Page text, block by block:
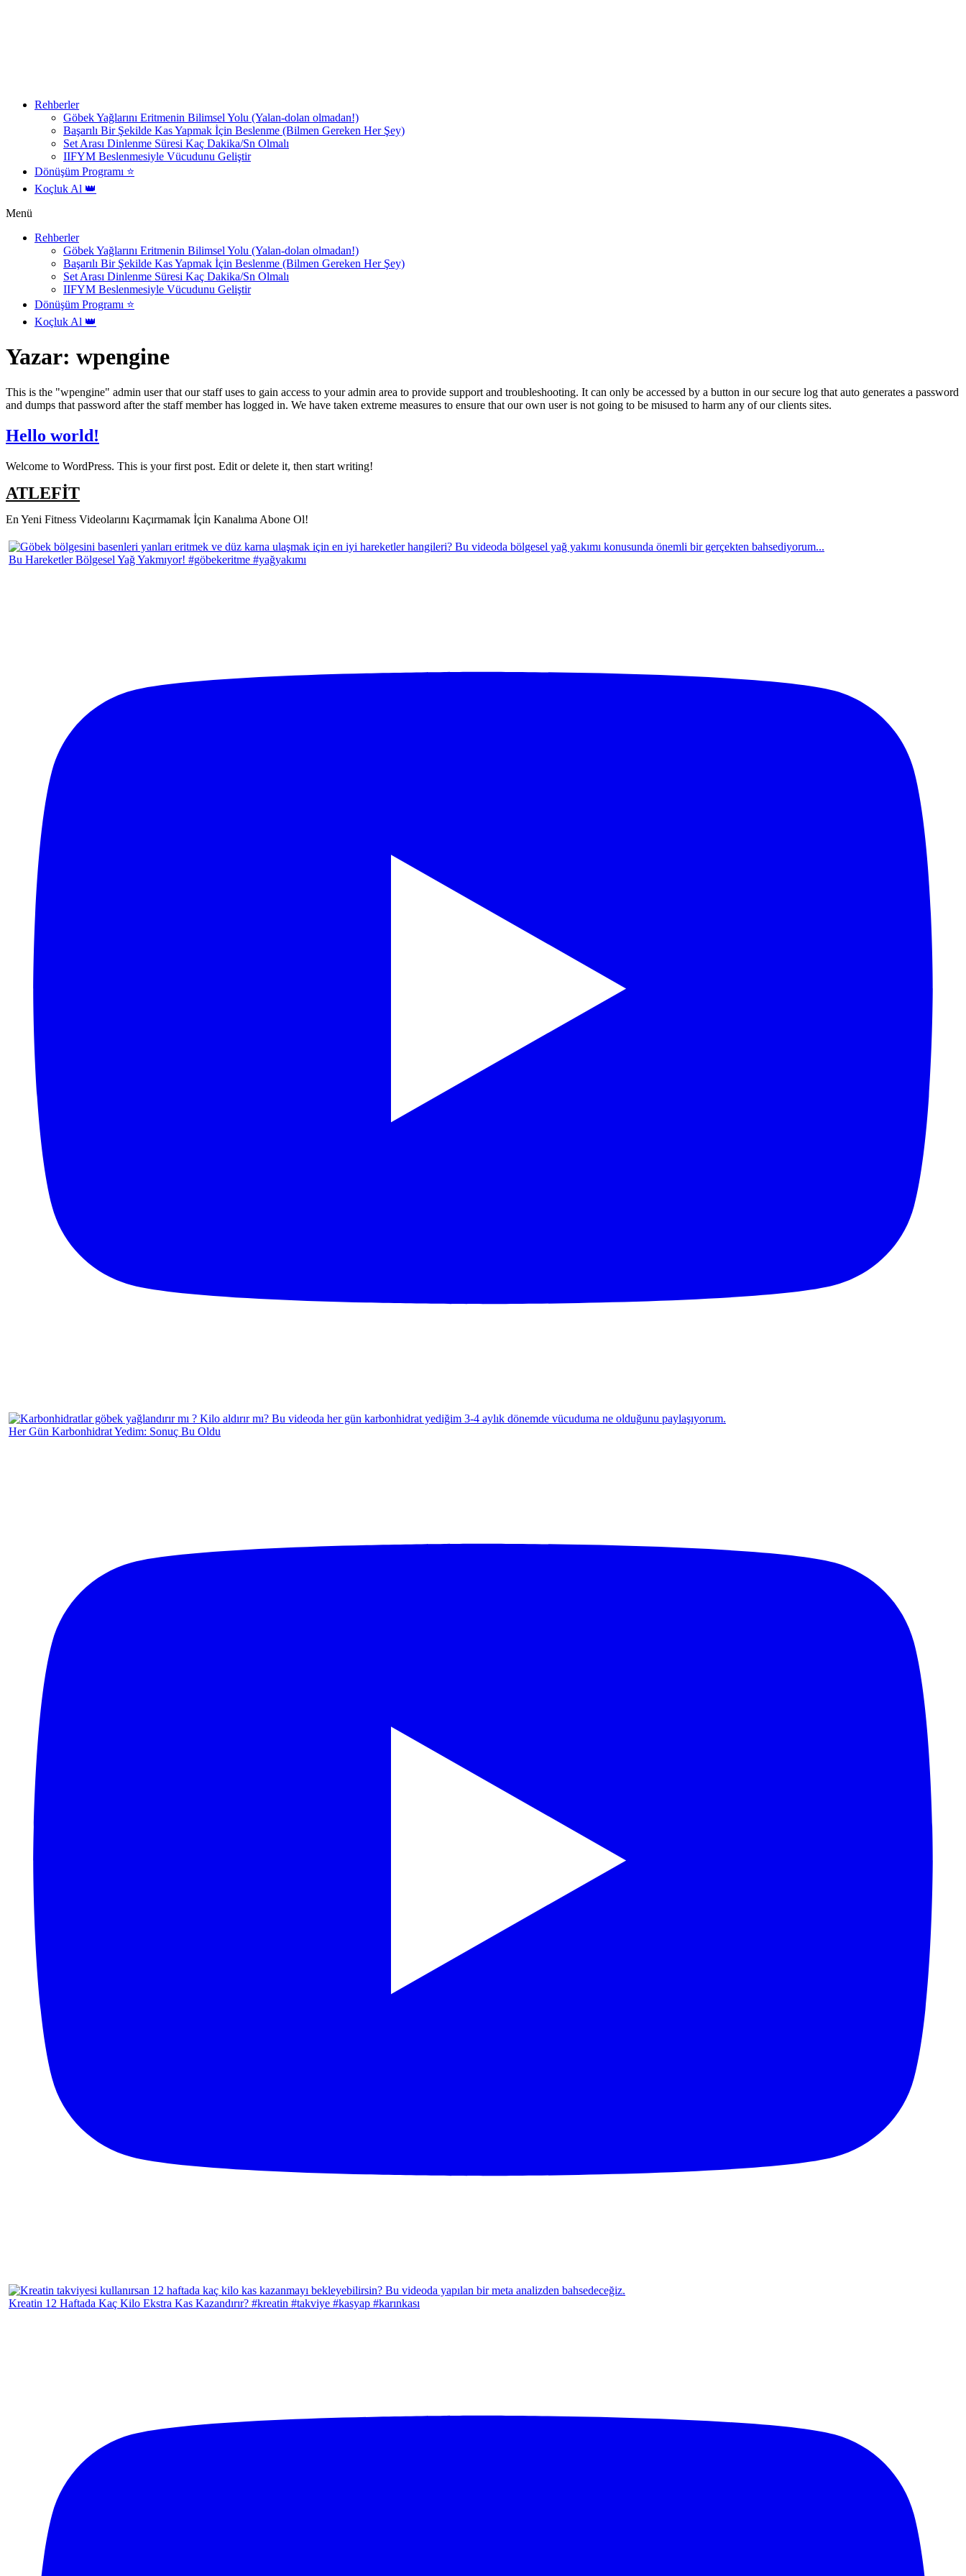
Rehberler
Göbek Yağlarını Eritmenin Bilimsel Yolu (Yalan-dolan olmadan!)
Başarılı Bir Şekilde Kas Yapmak İçin Beslenme (Bilmen Gereken Her Şey)
Set Arası Dinlenme Süresi Kaç Dakika/Sn Olmalı
IIFYM Beslenmesiyle Vücudunu Geliştir
Dönüşüm Programı ⭐
Koçluk Al 👑
Menü
Rehberler
Göbek Yağlarını Eritmenin Bilimsel Yolu (Yalan-dolan olmadan!)
Başarılı Bir Şekilde Kas Yapmak İçin Beslenme (Bilmen Gereken Her Şey)
Set Arası Dinlenme Süresi Kaç Dakika/Sn Olmalı
IIFYM Beslenmesiyle Vücudunu Geliştir
Dönüşüm Programı ⭐
Koçluk Al 👑
Yazar: wpengine
This is the "wpengine" admin user that our staff uses to gain access to your admin area to provide support and troubleshooting. It can only be accessed by a button in our secure log that auto generates a password
and dumps that password after the staff member has logged in. We have taken extreme measures to ensure that our own user is not going to be misused to harm any of our clients sites.
Hello world!
Welcome to WordPress. This is your first post. Edit or delete it, then start writing!
ATLEFİT
En Yeni Fitness Videolarını Kaçırmamak İçin Kanalıma Abone Ol!
Bu Hareketler Bölgesel Yağ Yakmıyor! #göbekeritme #yağyakımı
Her Gün Karbonhidrat Yedim: Sonuç Bu Oldu
Kreatin 12 Haftada Kaç Kilo Ekstra Kas Kazandırır? #kreatin #takviye #kasyap #karınkası